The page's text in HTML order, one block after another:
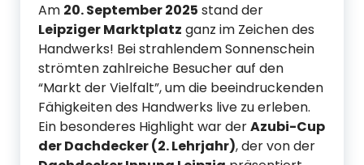
Am 20. September 2025 stand der
Leipziger Marktplatz ganz im Zeichen des
Handwerks! Bei strahlendem Sonnenschein
strömten zahlreiche Besucher auf den
“Markt der Vielfalt”, um die beeindruckenden
Fähigkeiten des Handwerks live zu erleben.
Ein besonderes Highlight war derAzubi-Cup
der Dachdecker (2. Lehrjahr), der von der